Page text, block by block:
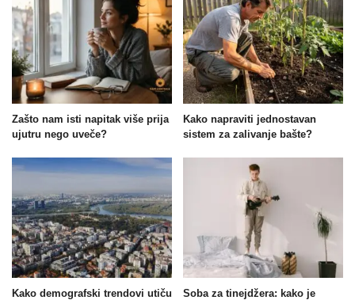
Zašto nam isti napitak više prija
ujutru nego uveče?
Kako napraviti jednostavan
sistem za zalivanje bašte?
Kako demografski trendovi utiču
Soba za tinejdžera: kako je